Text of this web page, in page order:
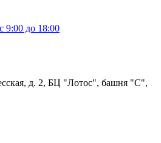
9:00 до 18:00
д. 2, БЦ "Лотос", башня "С",